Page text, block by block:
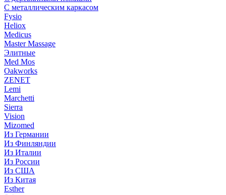
С металлическим каркасом
Fysio
Heliox
Medicus
Master Massage
Элитные
Med Mos
Oakworks
ZENET
Lemi
Marchetti
Sierra
Vision
Mizomed
Из Германии
Из Финляндии
Из Италии
Из России
Из США
Из Китая
Esther